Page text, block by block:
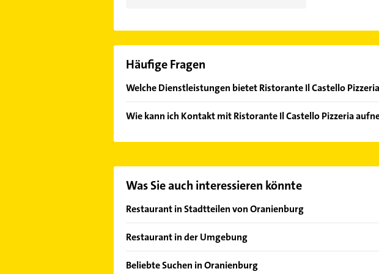
Häufige Fragen
Welche Dienstleistungen bietet Ristorante Il Castello
Wie kann ich Kontakt mit Ristorante Il Castello Pizzeria
Was Sie auch interessieren könnte
Restaurant in Stadtteilen von Oranienburg
Lehnitz
Restaurant in der Umgebung
Velten
Beliebte Suchen in Oranienburg